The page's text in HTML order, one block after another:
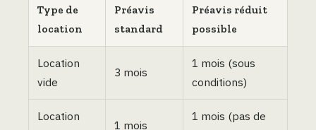
Type de
location
Préavis
standard
Préavis réduit
possible
Location
vide
3 mois
1 mois (sous
conditions)
Location
1 mois
1 mois (pas de